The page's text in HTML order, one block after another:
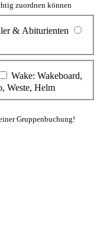
zuordnen können
& Abiturienten
Wake: Wakeboard,
Weste, Helm
Gruppenbuchung!